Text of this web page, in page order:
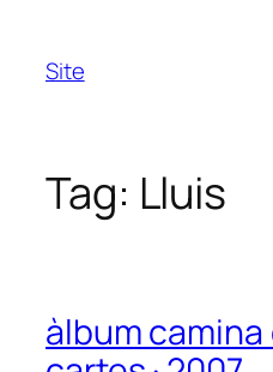
content
Site
Tag: Lluis
àlbum camina